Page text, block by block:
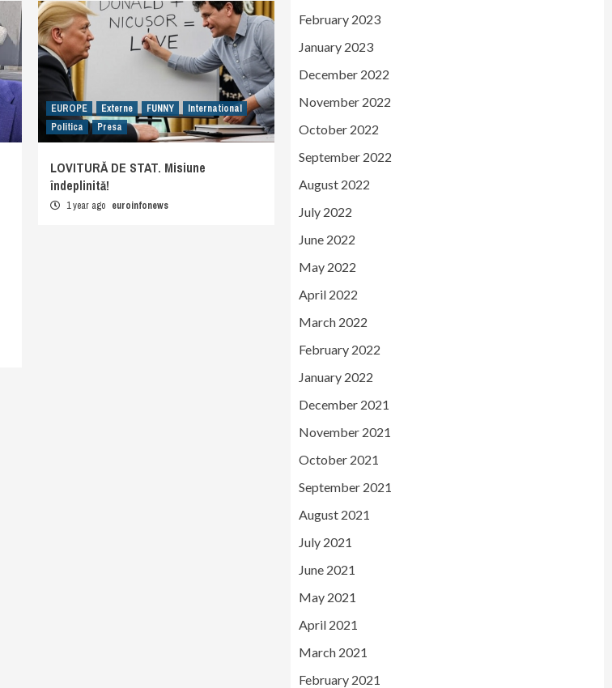
EUROPE Externe FUNNY
International
Politica
Presa
LOVITURĂ DE STAT. Misiune
îndeplinită!
1 year ago euroinfonews
February 2023
January 2023
December 2022
November 2022
October 2022
September 2022
August 2022
July 2022
June 2022
May 2022
April 2022
March 2022
February 2022
January 2022
December 2021
November 2021
October 2021
September 2021
August 2021
July 2021
June 2021
May 2021
April 2021
March 2021
February 2021